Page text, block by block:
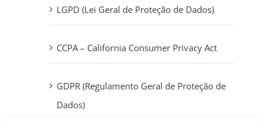
LGPD (Lei Geral de Proteção de Dados)
CCPA – California Consumer Privacy Act
GDPR (Regulamento Geral de Proteção de
Dados)